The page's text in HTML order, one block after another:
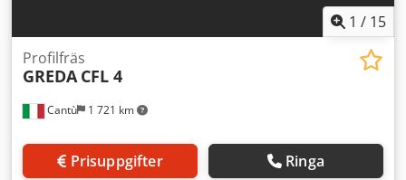
1 / 15
Cantù 1 721 km
Profilfräs
GREDA CFL 4
Prisuppgifter Ringa